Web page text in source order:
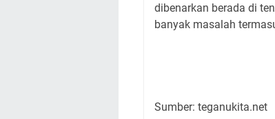
dibenarkan berada di
banyak masalah
Sumber: teganukita.net